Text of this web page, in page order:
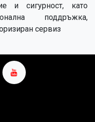
и сигурност, като
поддръжка,
сервиз